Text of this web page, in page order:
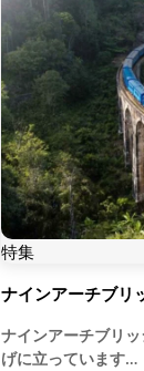
特集
ナインアーチブリ
ナインアーチブリ
げに立っています…